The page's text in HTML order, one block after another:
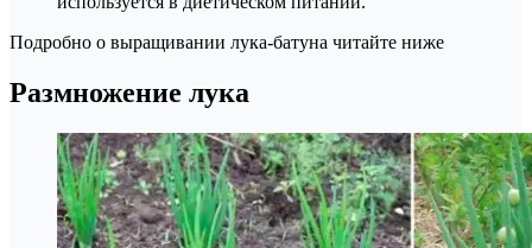
Подробно о выращивании лука-батуна читайте ниже
Размножение лука